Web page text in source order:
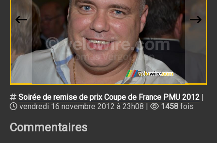
Soirée de remise de prix Coupe de France PMU 2012 |
vendredi 16 novembre 2012 à 23h08 |
1458 fois
Commentaires